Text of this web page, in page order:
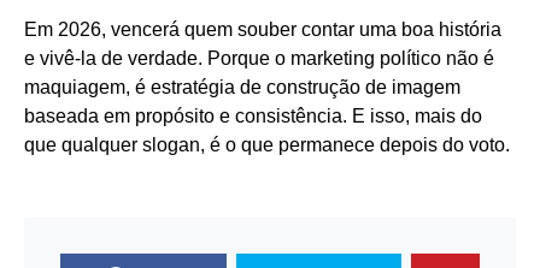
Em 2026, vencerá quem souber contar uma boa história
e vivê-la de verdade. Porque o marketing político não é
maquiagem, é estratégia de construção de imagem
baseada em propósito e consistência. E isso, mais do
que qualquer slogan, é o que permanece depois do voto.